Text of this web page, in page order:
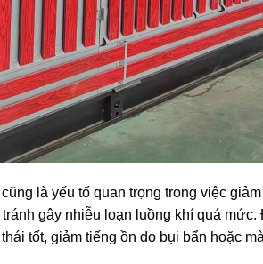
là yếu tố quan trọng trong việc
gây nhiễu loạn luồng khí quá
tốt, giảm tiếng ồn do bụi bẩn hoặc